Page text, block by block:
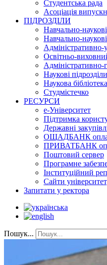
Студентська рада
Асоціація
ПІДРОЗДІЛИ
Навчально-
Навчально-
Адміністративно-
Освітньо-
Адміністративно-
Наукові підрозділи
Наукова бібліотека
Студмістечко
РЕСУРСИ
е-Університет
Підтримка
Державні
ОЩАДБАНК
ПРИВАТБАНК
Поштовий сервер
Програмне
Інституційний
Сайти
Запитати у ректора
Пошук...